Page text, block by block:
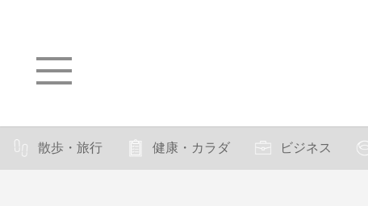
散歩・旅行 健康・カラダ ビジネス